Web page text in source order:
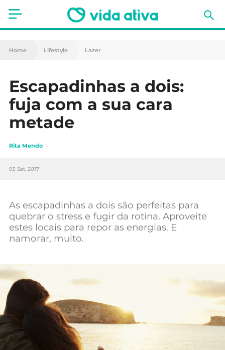
Saúde
Nutrição
Receitas
Fitness
Mães e Bebés
Home Lifestyle Lazer
Escapadinhas a dois:
fuja com a sua cara
metade
Rita Mendo
05 Set, 2017
As escapadinhas a dois são perfeitas para
quebrar o stress e fugir da rotina. Aproveite
estes locais para repor as energias. E
namorar, muito.